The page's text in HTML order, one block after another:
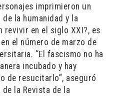
imprimieron un
la humanidad y la
revivir en el siglo XXI?, es
el número de marzo de
“El fascismo no ha
incubado y hay
de resucitarlo”, aseguró
la Revista de la